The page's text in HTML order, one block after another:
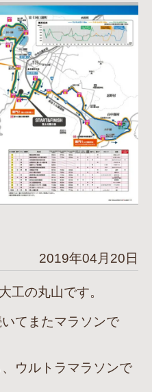
2019年04月20日
工の丸山です。
てまたマラソンで
ウルトラマラソンで